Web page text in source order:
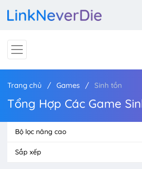
Trang chủ Games Sinh tồn
Tổng Hợp Các Game
Bộ lọc nâng cao
Sắp xếp